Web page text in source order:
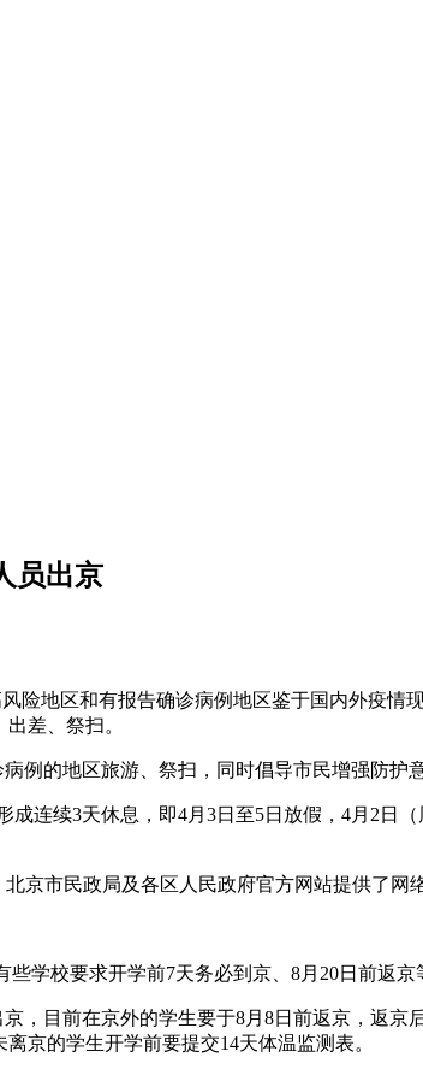
员出京
险地区和有报告确诊病例地区鉴于国内外疫
差、祭扫。
例的地区旅游、祭扫，同时倡导市民增强防护
连续3天休息，即4月3日至5日放假，4月2日
京市民政局及各区人民政府官方网站提供了网
学校要求开学前7天务必到京、8月20日前返京
，目前在京外的学生要于8月8日前返京，返
京的学生开学前要提交14天体温监测表。